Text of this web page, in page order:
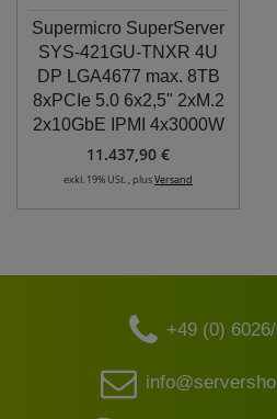
Supermicro SuperServer
SYS-421GU-TNXR 4U
DP LGA4677 max. 8TB
8xPCIe 5.0 6x2,5" 2xM.2
2x10GbE IPMI 4x3000W
11.437,90 €
exkl. 19% USt. , plusVersand
+49 (0)